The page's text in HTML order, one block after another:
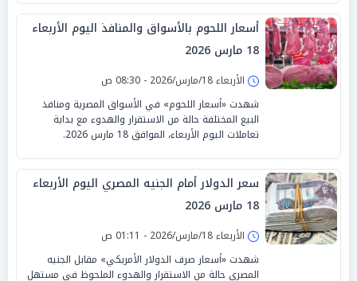
أسعار اللحوم بالأسواق والمنافذ اليوم الأربعاء
18 مارس 2026
الأربعاء 18/مارس/2026 - 08:30 ص
شهدت «أسعار اللحوم» في الأسواق المصرية ومنافذ
البيع المختلفة حالة من الاستقرار والهدوء مع بداية
تعاملات اليوم الأربعاء، الموافق 18 مارس 2026.
سعر الدولار أمام الجنيه المصري اليوم الأربعاء
18 مارس 2026
الأربعاء 18/مارس/2026 - 01:11 ص
شهدت «أسعار صرف الدولار الأمريكي» مقابل الجنيه
المصري حالة من الاستقرار والهدوء الملحوظ في مستهل